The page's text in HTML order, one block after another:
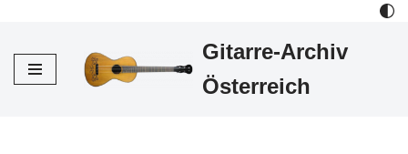
Inhalt
Gitarre-Archiv
Österreich